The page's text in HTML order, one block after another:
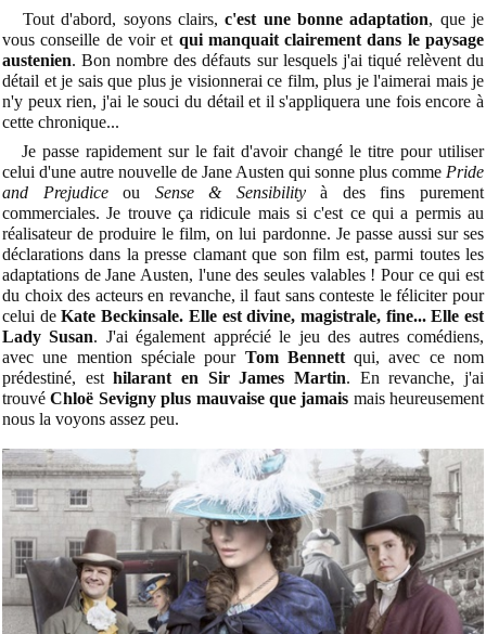
Tout d'abord, soyons clairs,c'est une bonne adaptation, que je
vous conseille de voir et qui manquait clairement dans le paysage
austenien. Bon nombre des défauts sur lesquels j'ai tiqué relèvent du
détail et je sais que plus je visionnerai ce film, plus je l'aimerai mais je
n'y peux rien, j'ai le souci du détail et il s'appliquera une fois encore à
cette chronique...
Je passe rapidement sur le fait d'avoir changé le titre pour utiliser
celui d'une autre nouvelle de Jane Austen qui sonne plus comme Pride
and Prejudiceou Sense & Sensibilityà des fins purement
commerciales. Je trouve ça ridicule mais si c'est ce qui a permis au
réalisateur de produire le film, on lui pardonne. Je passe aussi sur ses
déclarations dans la presse clamant que son film est, parmi toutes les
adaptations de Jane Austen, l'une des seules valables ! Pour ce qui est
du choix des acteurs en revanche, il faut sans conteste le féliciter pour
celui deKate Beckinsale. Elle est divine, magistrale, fine... Elle est
Lady Susan. J'ai également apprécié le jeu des autres comédiens,
avec une mention spéciale pour Tom Bennettqui, avec ce nom
prédestiné, esthilarant en Sir James Martin. En revanche, j'ai
trouvéChloë Sevigny plus mauvaise que jamais mais heureusement
nous la voyons assez peu.